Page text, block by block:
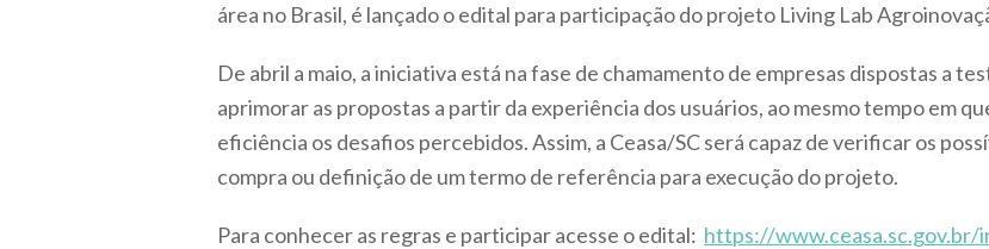
área no Brasil, é lançado o edital para participação do projeto Living Lab
De abril a maio, a iniciativa está na fase de chamamento de empresas dispostas a
aprimorar as propostas a partir da experiência dos usuários, ao mesmo tempo em
eficiência os desafios percebidos. Assim, a Ceasa/SC será capaz de verificar os
compra ou definição de um termo de referência para execução do projeto.
Para conhecer as regras e participar acesse o edital: https://www.ceasa.sc.gov.br/